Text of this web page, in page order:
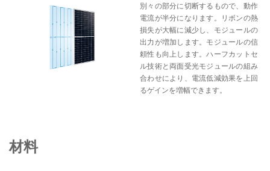
別々の部分に切断するもので、動作
電流が半分になります。リボンの熱
損失が大幅に減少し、モジュールの
出力が増加します。モジュールの信
頼性も向上します。ハーフカットセ
ル技術と両面受光モジュールの組み
合わせにより、電流低減効果を上回
るゲインを増幅できます。
材料